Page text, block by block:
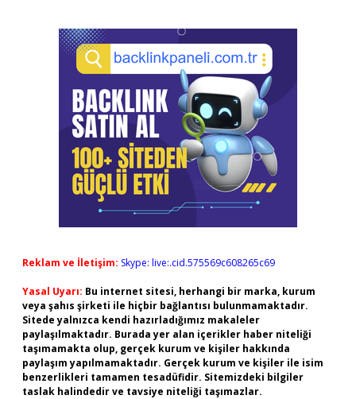
Reklam ve İletişim: Skype: live:.cid.575569c608265c69
Yasal Uyarı: Bu internet sitesi, herhangi bir marka, kurum
veya şahıs şirketi ile hiçbir bağlantısı bulunmamaktadır.
Sitede yalnızca kendi hazırladığımız makaleler
paylaşılmaktadır. Burada yer alan içerikler haber niteliği
taşımamakta olup, gerçek kurum ve kişiler hakkında
paylaşım yapılmamaktadır. Gerçek kurum ve kişiler ile isim
benzerlikleri tamamen tesadüfidir. Sitemizdeki bilgiler
taslak halindedir ve tavsiye niteliği taşımazlar.